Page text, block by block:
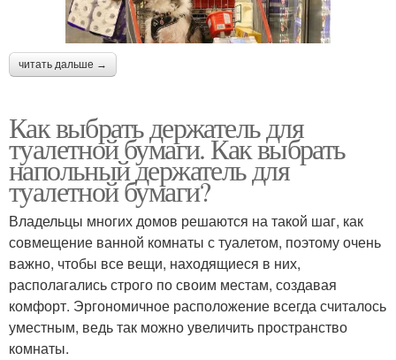
читать дальше →
Как выбрать держатель для
туалетной бумаги. Как выбрать
напольный держатель для
туалетной бумаги?
Владельцы многих домов решаются на такой шаг, как
совмещение ванной комнаты с туалетом, поэтому очень
важно, чтобы все вещи, находящиеся в них,
располагались строго по своим местам, создавая
комфорт. Эргономичное расположение всегда считалось
уместным, ведь так можно увеличить пространство
комнаты.